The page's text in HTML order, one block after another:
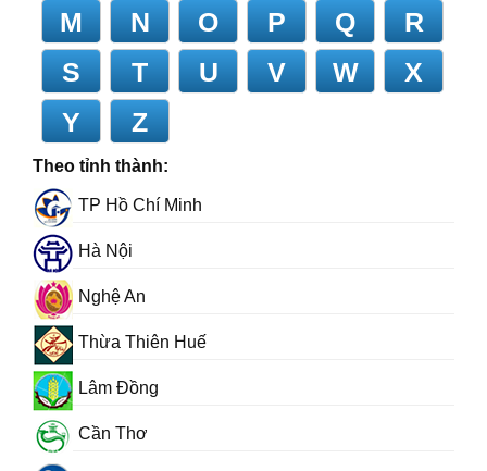
M
N O P Q
R
S
T U V W
X
Y
Z
Theo tỉnh thành:
TP Hồ Chí Minh
Hà Nội
Nghệ An
Thừa Thiên Huế
Lâm Đồng
Cần Thơ